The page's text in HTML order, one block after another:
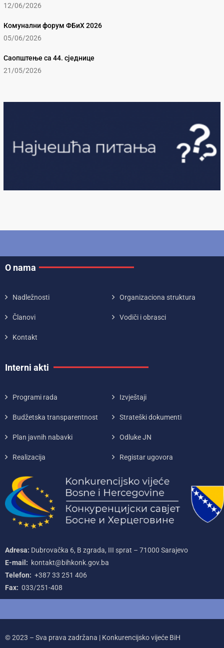
12/06/2026
Комунални форум ФБиХ 2026
05/06/2026
Саопштење са 44. сједнице
21/05/2026
O nama
Nadležnosti Organizaciona struktura
Članovi Vodiči i obrasci
Kontakt
Interni akti
Programi rada Izvještaji
Budžetska transparentnost Strateški dokumenti
Plan javnih nabavki Odluke JN
Realizacija Registar ugovora
Adresa: Dubrovačka 6, B zgrada, III sprat – 71000‌ Sarajevo
E-mail: kontakt@bihkonk.gov.ba
Telefon: +387‌ 33‌ 251‌ 406
Fax: 033/251-408
© 2023 – Sva prava zadržana | Konkurencijsko vijeće BiH